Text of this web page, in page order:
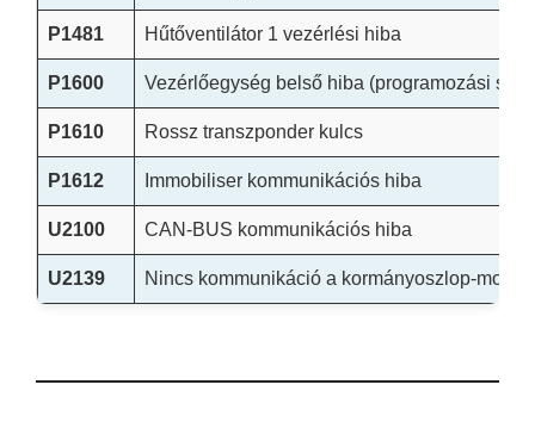
P1481 Hűtőventilátor 1 vezérlési hiba
P1600 Vezérlőegység belső hiba (programozási
P1610 Rossz transzponder kulcs
P1612 Immobiliser kommunikációs hiba
U2100 CAN-BUS kommunikációs hiba
U2139 Nincs kommunikáció a kormányoszlop-